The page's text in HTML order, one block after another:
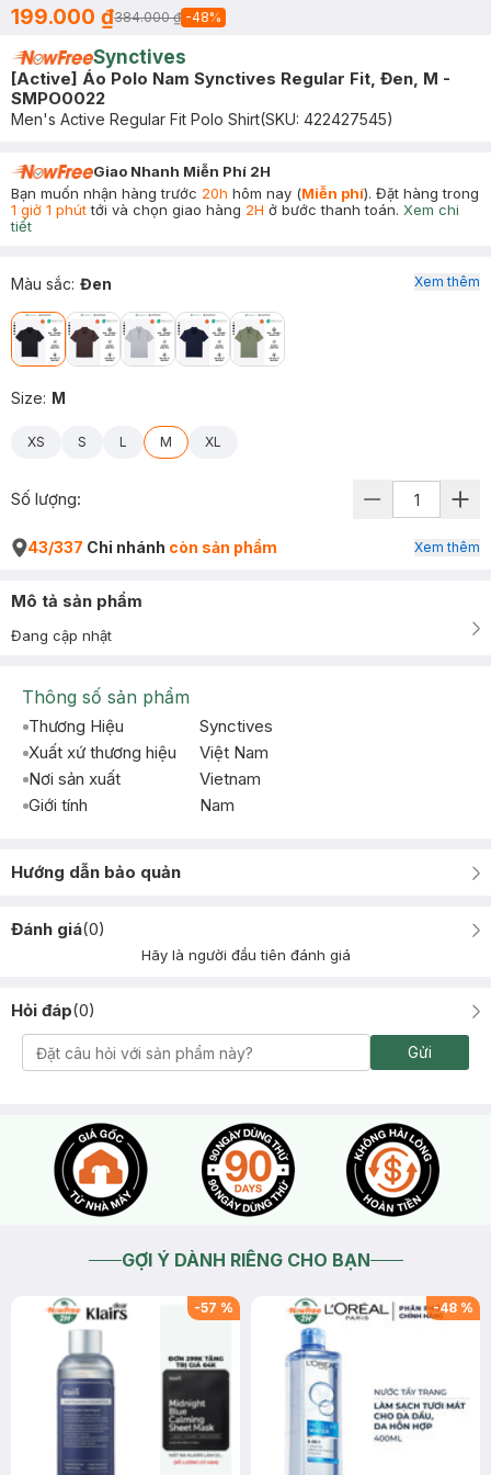
199.000 ₫384.000 ₫ -48%
Synctives
[Active] Áo Polo Nam Synctives Regular Fit, Đen, M -
SMPO0022
Men's Active Regular Fit Polo Shirt(SKU: 422427545)
Giao Nhanh Miễn Phí 2H
Bạn muốn nhận hàng trước 20h hôm nay (Miễn phí). Đặt hàng trong
1 giờ 1 phúttới và chọn giao hàng 2H ở bước thanh toán. Xem chi
tiết
Màu sắc: Đen
Size: M
XS S L M XL
Xem thêm
Số lượng:
43/337 Chi nhánh còn sản phẩm Xem thêm
Mô tả sản phẩm
Đang cập nhật
Thông số sản phẩm
Thương Hiệu
Synctives
Xuất xứ thương hiệu
Việt Nam
Nơi sản xuất
Vietnam
Giới tính
Nam
Hướng dẫn bảo quản
Đánh giá(0)
Hãy là người đầu tiên đánh giá
Hỏi đáp(0)
Gửi
GỢI Ý DÀNH RIÊNG CHO BẠN
-57 % -48 %